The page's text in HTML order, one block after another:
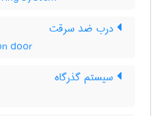
درب ضد سرقت
door
سیستم گذرگاه